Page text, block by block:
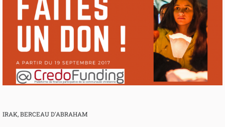
IRAK, BERCEAU D'ABRAHAM